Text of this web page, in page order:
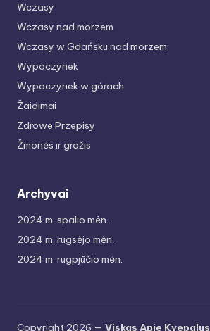
Wczasy
Wczasy nad morzem
Wczasy w Gdańsku nad morzem
Wypoczynek
Wypoczynek w górach
Žaidimai
Zdrowe Przepisy
Žmonės ir grožis
Archyvai
2024 m. spalio mėn.
2024 m. rugsėjo mėn.
2024 m. rugpjūčio mėn.
Copyright 2026 — Viskas Apie Kvepalus